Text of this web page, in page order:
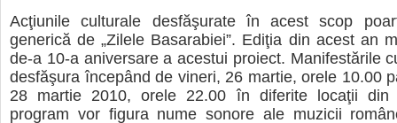
Acţiunile culturale desfăşurate în acest scop
generică de „Zilele Basarabiei”. Ediţia din acest an
de-a 10-a aniversare a acestui proiect. Manifestările
desfăşura începând de vineri, 26 martie, orele 10.00
28 martie 2010, orele 22.00 în diferite locaţii din
program vor figura nume sonore ale muzicii